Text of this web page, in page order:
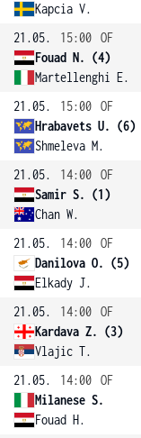
Kapcia V.
21.05.
15:00 OF
Fouad N. (4)
Martellenghi E.
21.05.
15:00 OF
Hrabavets U. (6)
Shmeleva M.
21.05.
14:00 OF
Samir S. (1)
Chan W.
21.05.
14:00 OF
Danilova O. (5)
Elkady J.
21.05.
14:00 OF
Kardava Z. (3)
Vlajic T.
21.05.
14:00 OF
Milanese S.
Fouad H.